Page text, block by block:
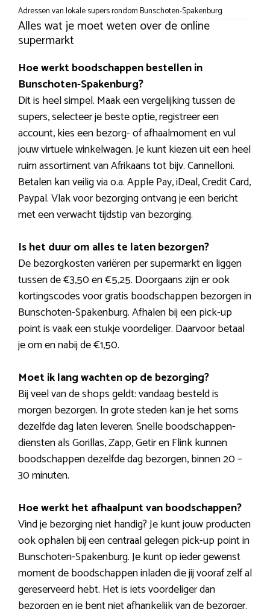
Adressen van lokale supers rondom Bunschoten-Spakenburg
Alles wat je moet weten over de online
supermarkt
Hoe werkt boodschappen bestellen in
Bunschoten-Spakenburg?
Dit is heel simpel. Maak een vergelijking tussen de
supers, selecteer je beste optie, registreer een
account, kies een bezorg- of afhaalmoment en vul
jouw virtuele winkelwagen. Je kunt kiezen uit een heel
ruim assortiment van Afrikaans tot bijv. Cannelloni.
Betalen kan veilig via o.a. Apple Pay, iDeal, Credit Card,
Paypal. Vlak voor bezorging ontvang je een bericht
met een verwacht tijdstip van bezorging.
Is het duur om alles te laten bezorgen?
De bezorgkosten variëren per supermarkt en liggen
tussen de €3,50 en €5,25. Doorgaans zijn er ook
kortingscodes voor gratis boodschappen bezorgen in
Bunschoten-Spakenburg. Afhalen bij een pick-up
point is vaak een stukje voordeliger. Daarvoor betaal
je om en nabij de €1,50.
Moet ik lang wachten op de bezorging?
Bij veel van de shops geldt: vandaag besteld is
morgen bezorgen. In grote steden kan je het soms
dezelfde dag laten leveren. Snelle boodschappen-
diensten als Gorillas, Zapp, Getir en Flink kunnen
boodschappen dezelfde dag bezorgen, binnen 20 –
30 minuten.
Hoe werkt het afhaalpunt van boodschappen?
Vind je bezorging niet handig? Je kunt jouw producten
ook ophalen bij een centraal gelegen pick-up point in
Bunschoten-Spakenburg. Je kunt op ieder gewenst
moment de boodschappen inladen die jij vooraf zelf al
gereserveerd hebt. Het is iets voordeliger dan